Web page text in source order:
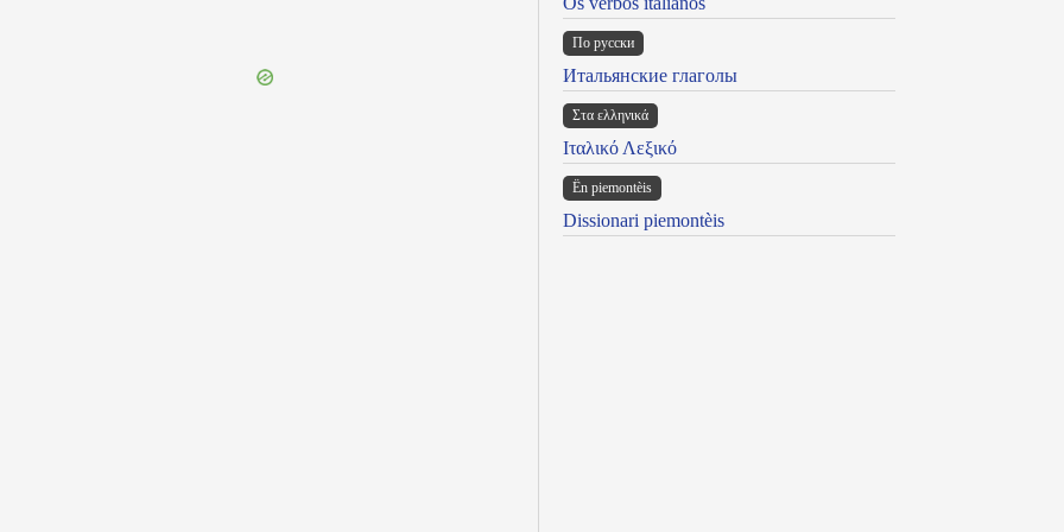
По русски
Итальянские глаголы
Στα ελληνικά
Ιταλικό Λεξικό
Ën piemontèis
Dissionari piemontèis